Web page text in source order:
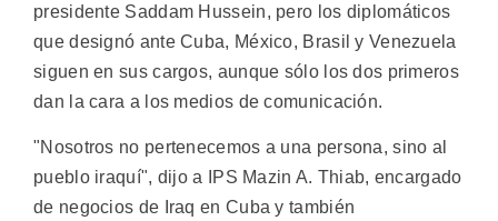
presidente Saddam Hussein, pero los diplomáticos
que designó ante Cuba, México, Brasil y Venezuela
siguen en sus cargos, aunque sólo los dos primeros
dan la cara a los medios de comunicación.
"Nosotros no pertenecemos a una persona, sino al
pueblo iraquí", dijo a IPS Mazin A. Thiab, encargado
de negocios de Iraq en Cuba y también